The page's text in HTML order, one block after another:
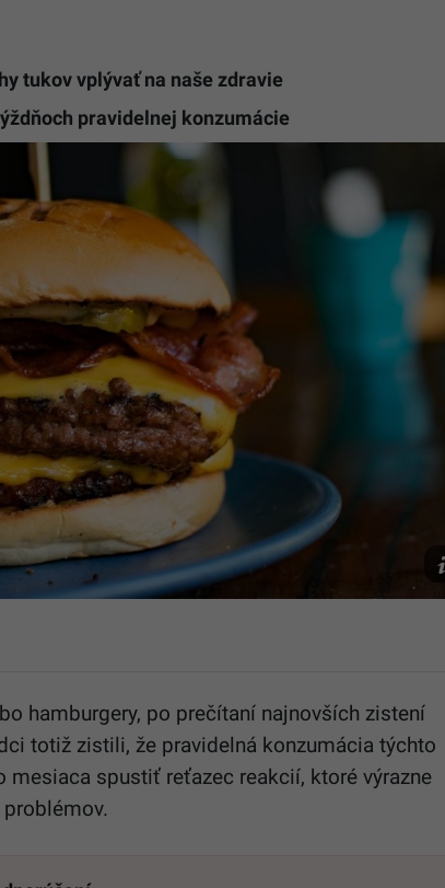
tukov vplývať na naše zdravie
pravidelnej konzumácie
hamburgery, po prečítaní najnovších zistení
totiž zistili, že pravidelná konzumácia týchto
mesiaca spustiť reťazec reakcií, ktoré výrazne